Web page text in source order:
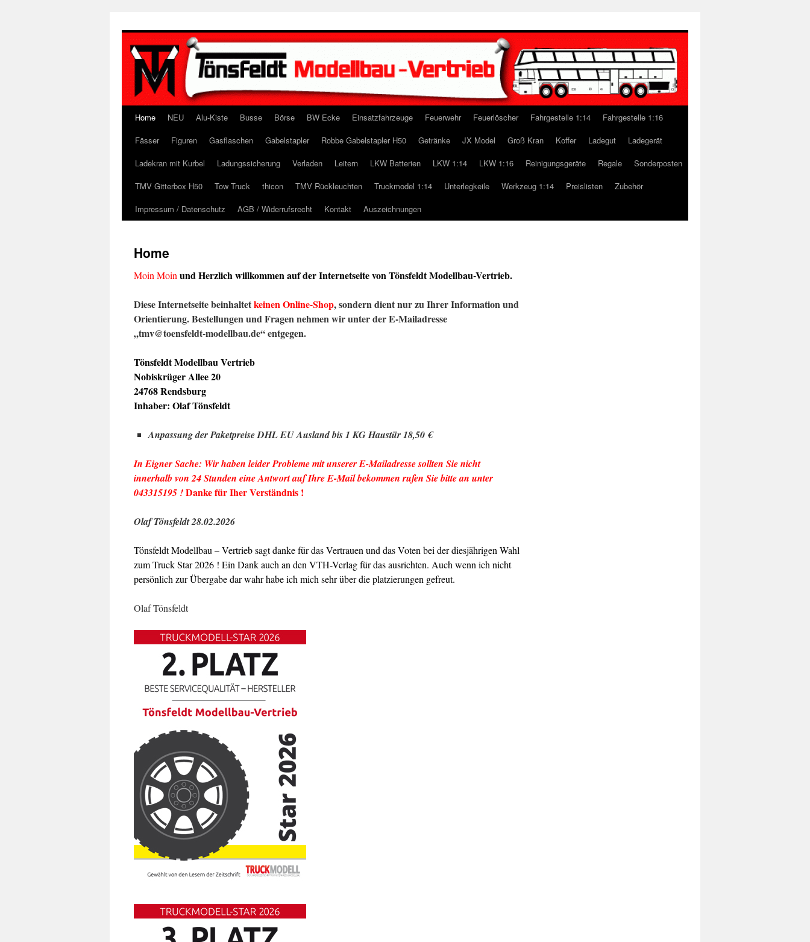
Home NEU Alu-Kiste Busse Börse BW Ecke Einsatzfahrzeuge Feuerwehr Feuerlöscher Fahrgestelle 1:14
Fahrgestelle 1:16
Fässer
Figuren Gasflaschen Gabelstapler Robbe Gabelstapler H50 Getränke JX Model Groß Kran Koffer Ladegut
Ladegerät
Ladekran mit Kurbel
Ladungssicherung Verladen Leitern LKW Batterien LKW 1:14 LKW 1:16 Reinigungsgeräte Regale
Sonderposten
TMV Gitterbox H50
Tow Truck thicon TMV Rückleuchten Truckmodel 1:14 Unterlegkeile Werkzeug 1:14 Preislisten
Zubehör
Impressum / Datenschutz
AGB / Widerrufsrecht Kontakt Auszeichnungen
Home
Moin Moin und Herzlich willkommen auf der Internetseite von Tönsfeldt Modellbau-Vertrieb.
Diese Internetseite beinhaltetkeinen Online-Shop, sondern dient nur zu Ihrer Information und
Orientierung.Bestellungen und Fragen nehmen wir unter der E-Mailadresse
„tmv@toensfeldt-modellbau.de“ entgegen.
Tönsfeldt Modellbau Vertrieb
Nobiskrüger Allee 20
24768 Rendsburg
Inhaber: Olaf Tönsfeldt
Anpassung der Paketpreise DHL EU Ausland bis 1 KG Haustür 18,50 €
In Eigner Sache: Wir haben leider Probleme mit unserer E-Mailadresse sollten Sie nicht
innerhalb von 24 Stunden eine Antwort auf Ihre E-Mail bekommen rufen Sie bitte an unter
043315195 !Danke für Iher Verständnis !
Olaf Tönsfeldt 28.02.2026
Tönsfeldt Modellbau – Vertrieb sagt danke für das Vertrauen und das Voten bei der diesjährigen Wahl
zum Truck Star 2026 ! Ein Dank auch an den VTH-Verlag für das ausrichten. Auch wenn ich nicht
persönlich zur Übergabe dar wahr habe ich mich sehr über die platzierungen gefreut.
Olaf Tönsfeldt